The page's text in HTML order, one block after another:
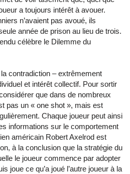
a toujours intérêt à avouer.
n’avaient pas avoué, ils
année de prison au lieu de trois.
célèbre le Dilemme du
contradiction – extrêmement
et intérêt collectif. Pour sortir
que dans de nombreux
pas un « one shot », mais est
Chaque joueur peut ainsi
informations sur le comportement
américain Robert Axelrod est
à la conclusion que la stratégie du
le joueur commence par adopter
joue ce qu’a joué l’autre joueur à la